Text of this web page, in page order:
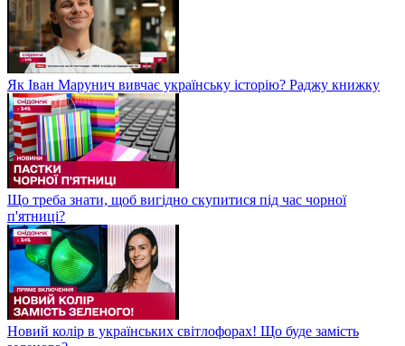
Як Іван Марунич вивчає українську історію? Раджу книжку
Що треба знати, щоб вигідно скупитися під час чорної
п'ятниці?
Новий колір в українських світлофорах! Що буде замість